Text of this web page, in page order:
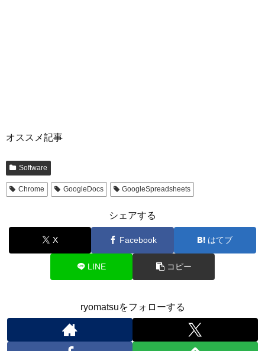
オススメ記事
Software
Chrome GoogleDocs GoogleSpreadsheets
シェアする
X Facebook はてブ
LINE コピー
ryomatsuをフォローする